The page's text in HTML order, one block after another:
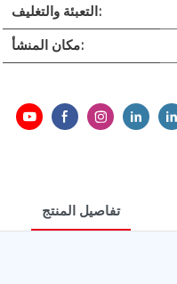
التعبئة والتغليف:
مكان المنشأ:
تفاصيل المنتج